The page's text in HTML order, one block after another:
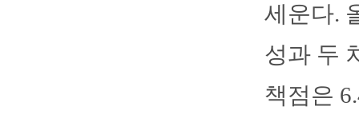
세운다.
성과 두
책점은